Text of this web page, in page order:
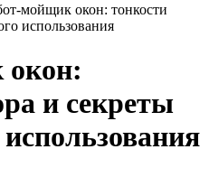
мойщик окон: тонкости
использования
и секреты